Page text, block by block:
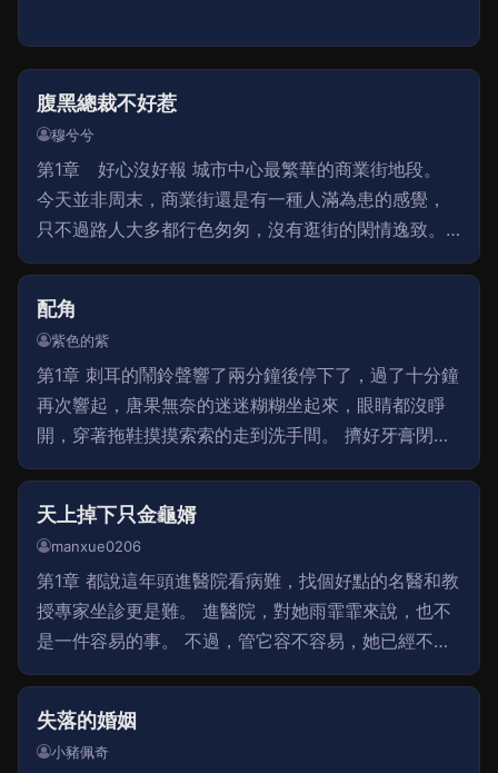
腹黑總裁不好惹
穆兮兮
第1章 好心沒好報 城市中心最繁華的商業街地段。
今天並非周末，商業街還是有一種人滿為患的感覺，
只不過路人大多都行色匆匆，沒有逛街的閑情逸致。
與路人形成鮮明的對比是一老一少，一個年輕靚麗的
配角
紫色的紫
第1章 刺耳的鬧鈴聲響了兩分鐘後停下了，過了十分鐘
再次響起，唐果無奈的迷迷糊糊坐起來，眼睛都沒睜
開，穿著拖鞋摸摸索索的走到洗手間。 擠好牙膏閉著
眼睛刷呀刷，「哎」突然停下，睜開眼睛往台子上一
天上掉下只金龜婿
manxue0206
第1章 都說這年頭進醫院看病難，找個好點的名醫和教
授專家坐診更是難。 進醫院，對她雨霏霏來說，也不
是一件容易的事。 不過，管它容不容易，她已經不在
乎了。事實上，也由不得她在或不在乎，她的想法並
失落的婚姻
小豬佩奇